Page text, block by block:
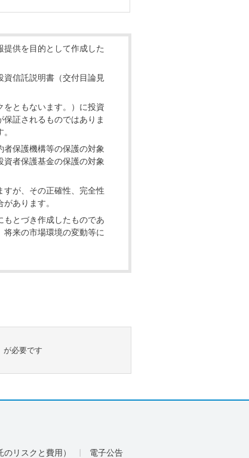
供を目的として作成した
信託説明書（交付目論見
ともないます。）に投資
証されるものではありま
保護機構等の保護の対象
者保護基金の保護の対象
が、その正確性、完全性
あります。
とづき作成したものであ
将来の市場環境の変動等に
が必要です
リスクと費用） 電子公告